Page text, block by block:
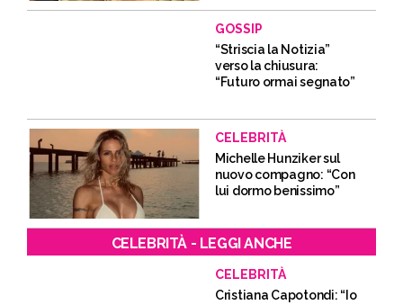
GOSSIP
“Striscia la Notizia”
verso la chiusura:
“Futuro ormai segnato”
CELEBRITÀ
Michelle Hunziker sul
nuovo compagno: “Con
lui dormo benissimo”
CELEBRITÀ - LEGGI ANCHE
CELEBRITÀ
Cristiana Capotondi: “Io